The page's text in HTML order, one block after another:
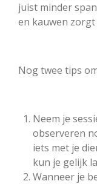
juist minder
en kauwen
Nog twee tips
Neem je
observeren
iets met je
kun je gelijk
Wanneer je